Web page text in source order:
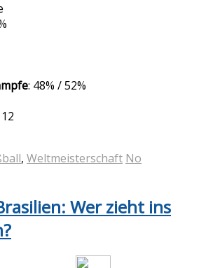
: 48% / 52%
, Weltmeisterschaft No
Wer zieht ins